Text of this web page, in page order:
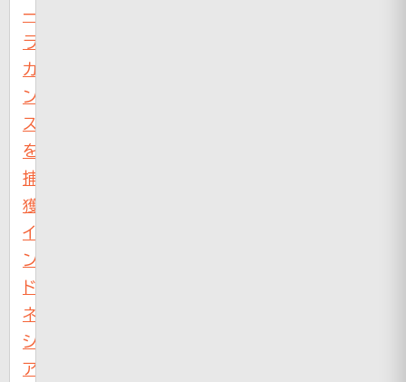
ー
ラ
カ
ン
ス
を
捕
獲
イ
ン
ド
ネ
シ
ア